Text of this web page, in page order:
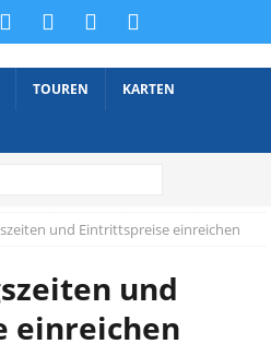
TOUREN KARTEN
und Eintrittspreise einreichen
und
einreichen